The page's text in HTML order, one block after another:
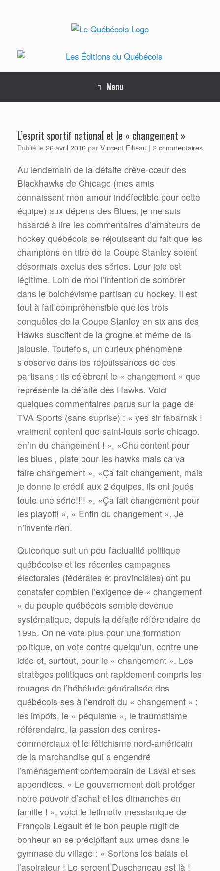
Menu
L’esprit sportif national et le « changement »
Publié le 26 avril 2016 par Vincent Filteau | 2 commentaires
Au lendemain de la défaite crève-cœur des
Blackhawks de Chicago (mes amis
connaissent mon amour indéfectible pour cette
équipe) aux dépens des Blues, je me suis
hasardé à lire les commentaires d’amateurs de
hockey québécois se réjouissant du fait que les
champions en titre de la Coupe Stanley soient
désormais exclus des séries. Leur joie est
légitime. Loin de moi l’intention de sombrer
dans le bolchévisme partisan du hockey. Il est
tout à fait compréhensible que les trois
conquêtes de la Coupe Stanley en six ans des
Hawks suscitent de la grogne et même de la
jalousie. Toutefois, un curieux phénomène
s’observe dans les réjouissances de ces
partisans : ils célèbrent le « changement » que
représente la défaite des Hawks. Voici
quelques commentaires parus sur la page de
TVA Sports (sans suprise) : « yes sir tabarnak !
vraiment content que saint-louis sorte chicago.
enfin du changement ! », «Chu content pour
les blues , plate pour les hawks mais ca va
faire changement », «Ça fait changement, mais
je donne le crédit aux 2 équipes, ils ont joués
toute une série!!!! », «Ça fait changement pour
les playoff! », « Enfin du changement ». Je
n’invente rien.
Quiconque suit un peu l’actualité politique
québécoise et les récentes campagnes
électorales (fédérales et provinciales) ont pu
constater combien l’exigence de « changement
» du peuple québécois semble devenue
systématique, depuis la défaite référendaire de
1995. On ne vote plus pour une formation
politique, on vote contre quelqu’un, contre une
idée et, surtout, pour le « changement ». Les
stratèges politiques ont rapidement compris les
rouages de l’hébétude généralisée des
québécois-ses à l’endroit du « changement » :
les impôts, le « péquisme », le traumatisme
référendaire, la passion des centres-
commerciaux et le fétichisme nord-américain
de la marchandise qui a engendré
l’aménagement contemporain de Laval et ses
appendices. « Le gouvernement doit protéger
notre pouvoir d’achat et les dimanches en
famille ! », voici le leitmotiv messianique de
François Legault et le bon peuple rugit de
bonheur en se précipitant aux urnes dans le
gymnase du village : « Sortons les balais et
l’aspirateur ! Le sergent Duscheneau est là !